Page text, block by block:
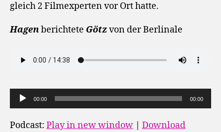
gleich 2 Filmexperten vor Ort hatte.
Hagenberichtete Götzvon der Berlinale
u
d
00:00 00:00
Podcast: Play in new window Download